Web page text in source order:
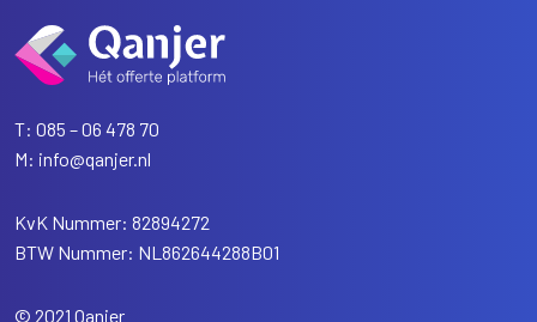
T: 085 – 06 478 70
M: info@qanjer.nl
KvK Nummer: 82894272
BTW Nummer: NL862644288B01
© 2021 Qanjer